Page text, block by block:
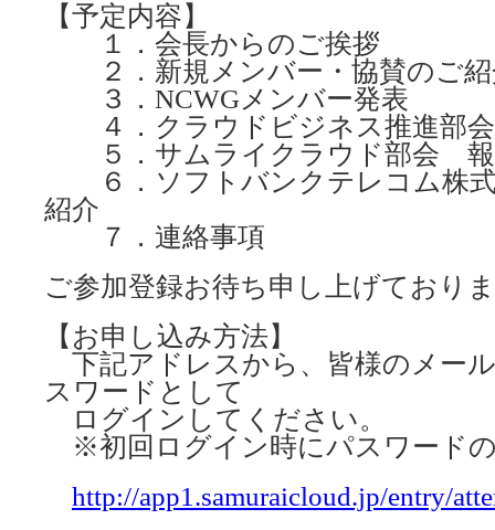
【予定内容】
１．会長からのご挨拶
２．新規メンバー・協賛のご紹
３．NCWGメンバー発表
４．クラウドビジネス推進部
５．サムライクラウド部会
６．ソフトバンクテレコム株式
紹介
７．連絡事項
ご参加登録お待ち申し上げており
【お申し込み方法】
下記アドレスから、皆様のメー
スワードとして
ログインしてください。
※初回ログイン時にパスワード
http://app1.samuraicloud.jp/entry/